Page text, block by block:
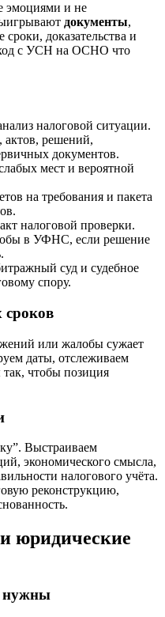
эмоциями и не
документы,
доказательства и
с УСН на ОСНО что
налоговой ситуации.
решений,
документов.
мест и вероятной
на требования и пакета
налоговой проверки.
в УФНС, если решение
суд и судебное
спору.
сроков
или жалобы сужает
даты, отслеживаем
чтобы позиция
Выстраиваем
экономического смысла,
налогового учёта.
реконструкцию,
юридические
нужны